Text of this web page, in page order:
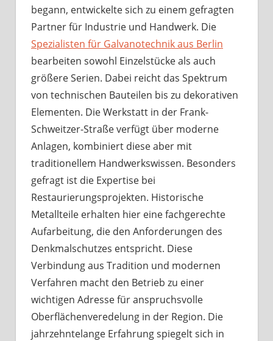
begann, entwickelte sich zu einem gefragten
Partner für Industrie und Handwerk. Die
Spezialisten für Galvanotechnik aus Berlin
bearbeiten sowohl Einzelstücke als auch
größere Serien. Dabei reicht das Spektrum
von technischen Bauteilen bis zu dekorativen
Elementen. Die Werkstatt in der Frank-
Schweitzer-Straße verfügt über moderne
Anlagen, kombiniert diese aber mit
traditionellem Handwerkswissen. Besonders
gefragt ist die Expertise bei
Restaurierungsprojekten. Historische
Metallteile erhalten hier eine fachgerechte
Aufarbeitung, die den Anforderungen des
Denkmalschutzes entspricht. Diese
Verbindung aus Tradition und modernen
Verfahren macht den Betrieb zu einer
wichtigen Adresse für anspruchsvolle
Oberflächenveredelung in der Region. Die
jahrzehntelange Erfahrung spiegelt sich in